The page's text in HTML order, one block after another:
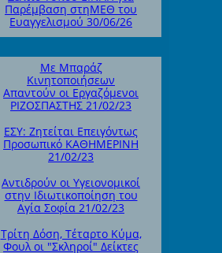
Παρέμβαση στηΜΕΘ του
Ευαγγελισμού 30/06/26
Με Μπαράζ
Κινητοποιήσεων
Απαντούν οι Εργαζόμενοι
ΡΙΖΟΣΠΑΣΤΗΣ 21/02/23
ΕΣΥ: Ζητείται Επειγόντως
Προσωπικό ΚΑΘΗΜΕΡΙΝΗ
21/02/23
Αντιδρούν οι Υγειονομικοί
στην Ιδιωτικοποίηση του
Αγία Σοφία 21/02/23
Τρίτη Δόση, Τέταρτο Κύμα,
Φουλ οι "Σκληροί" Δείκτες